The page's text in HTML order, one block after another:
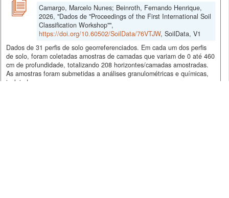
Camargo, Marcelo Nunes; Beinroth, Fernando Henrique,
2026, "Dados de "Proceedings of the First International Soil
Classification Workshop"",
https://doi.org/10.60502/SoilData/76VTJW, SoilData, V1
Dados de 31 perfis de solo georreferenciados. Em cada um dos perfis
de solo, foram coletadas amostras de camadas que variam de 0 até 460
cm de profundidade, totalizando 208 horizontes/camadas amostradas.
As amostras foram submetidas a análises granulométricas e químicas,
incluind...